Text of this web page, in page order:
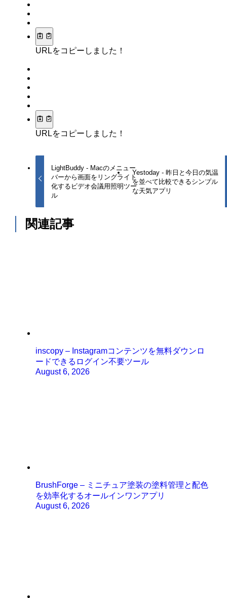
URLをコピーしました！
URLをコピーしました！
LightBuddy - Macのメニュー
バーから画面をリングライト
化するビデオ会議用照明ツー
ル
Yestoday - 昨日と今日の気温
を並べて比較できるシンプル
な天気アプリ
関連記事
inscopy – Instagramコンテンツを無料ダウンロ
ードできるログイン不要ツール
August 6, 2026
BrushForge – ミニチュア塗装の塗料管理と配色
を効率化するオールインワンアプリ
August 6, 2026